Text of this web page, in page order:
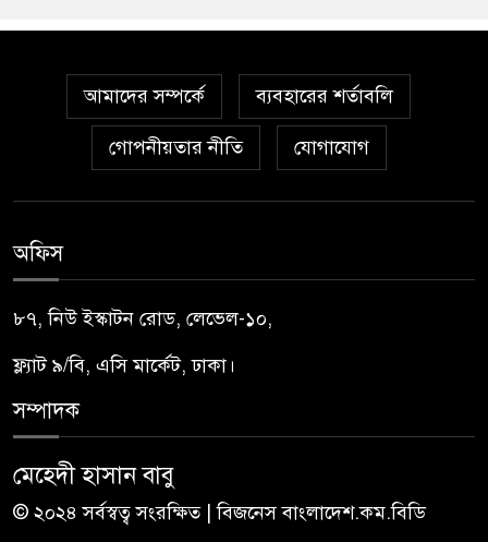
আমাদের সম্পর্কে ব্যবহারের শর্তাবলি
গোপনীয়তার নীতি যোগাযোগ
অফিস
৮৭, নিউ ইস্কাটন রোড, লেভেল-১০,
ফ্ল্যাট ৯/বি, এসি মার্কেট, ঢাকা।
সম্পাদক
মেহেদী হাসান বাবু
© ২০২৪ সর্বস্বত্ব সংরক্ষিত | বিজনেস বাংলাদেশ.কম.বিডি